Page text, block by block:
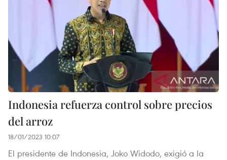
Indonesia refuerza control sobre precios
del arroz
18/01/2023 10:07
El presidente de Indonesia, Joko Widodo, exigió a la